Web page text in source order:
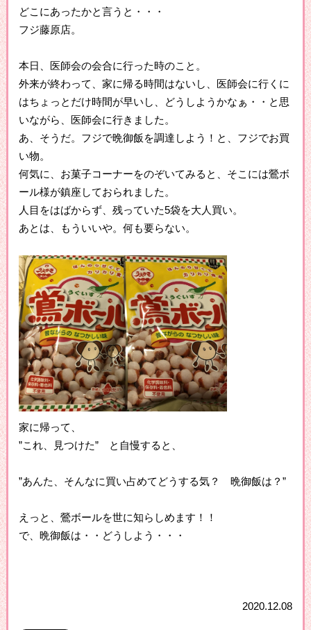
どこにあったかと言うと・・・
フジ藤原店。
本日、医師会の会合に行った時のこと。
外来が終わって、家に帰る時間はないし、医師会に行くに
はちょっとだけ時間が早いし、どうしようかなぁ・・と思
いながら、医師会に行きました。
あ、そうだ。フジで晩御飯を調達しよう！と、フジでお買
い物。
何気に、お菓子コーナーをのぞいてみると、そこには鶯ボ
ール様が鎮座しておられました。
人目をはばからず、残っていた5袋を大人買い。
あとは、もういいや。何も要らない。
家に帰って、
”これ、見つけた” と自慢すると、
”あんた、そんなに買い占めてどうする気？ 晩御飯は？”
えっと、鶯ボールを世に知らしめます！！
で、晩御飯は・・どうしよう・・・
2020.12.08